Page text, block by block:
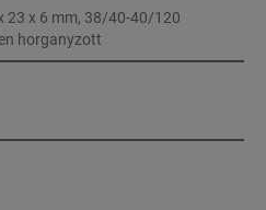
23 x 6 mm, 38/40-40/120
horganyzott